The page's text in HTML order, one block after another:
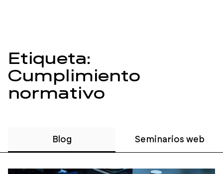
Etiqueta:
Cumplimiento
normativo
Blog Seminarios web